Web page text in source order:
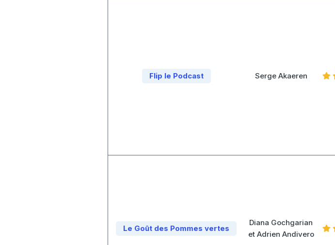
Flip le Podcast Serge Akaeren
Le Goût des Pommes vertes
Diana Gochgarian
et Adrien Andivero